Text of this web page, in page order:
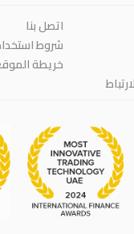
اتصل بنا
شروط
خريطة